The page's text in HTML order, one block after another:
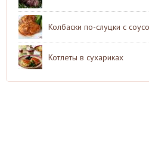
Колбаски по-слуцки с
Котлеты в сухариках